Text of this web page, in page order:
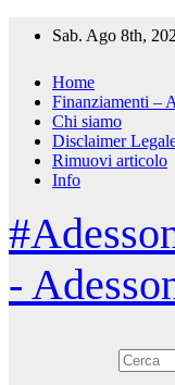
Sab. Ago 8th,
Home
Finanziamenti –
Chi siamo
Disclaimer
Rimuovi articolo
Info
-